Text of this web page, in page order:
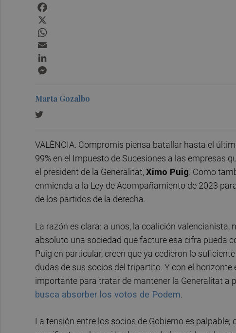
Marta Gozalbo
VALÈNCIA. Compromís piensa batallar hasta el
99% en el Impuesto de Sucesiones a las empresas
el president de la Generalitat,Ximo Puig. Como
enmienda a la Ley de Acompañamiento de 2023
de los partidos de la derecha.
La razón es clara: a unos, la coalición
absoluto una sociedad que facture esa cifra pueda
Puig en particular, creen que ya cedieron lo
dudas de sus socios del tripartito. Y con el
importante para tratar de mantener la Generalitat a
busca absorber los votos de Podem.
La tensión entre los socios de Gobierno es palpable;